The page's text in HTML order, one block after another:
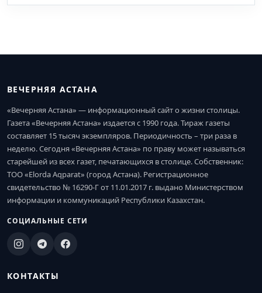
ВЕЧЕРНЯЯ АСТАНА
«Вечерняя Астана» — информационный сайт о жизни столицы.
Газета «Вечерняя Астана» издается с 1990 года. Тираж газеты
составляет 15 тысяч экземпляров. Периодичность – три раза в
неделю. Сегодня «Вечерняя Астана» по праву может называться
старейшей из всех газет, печатающихся в столице. Собственник:
ТОО «Elorda Aqparat» (город Астана). Регистрационное
свидетельство № 16290-Г от 11.01.2017 г. выдано Министерством
информации и коммуникаций Республики Казахстан.
СОЦИАЛЬНЫЕ СЕТИ
КОНТАКТЫ